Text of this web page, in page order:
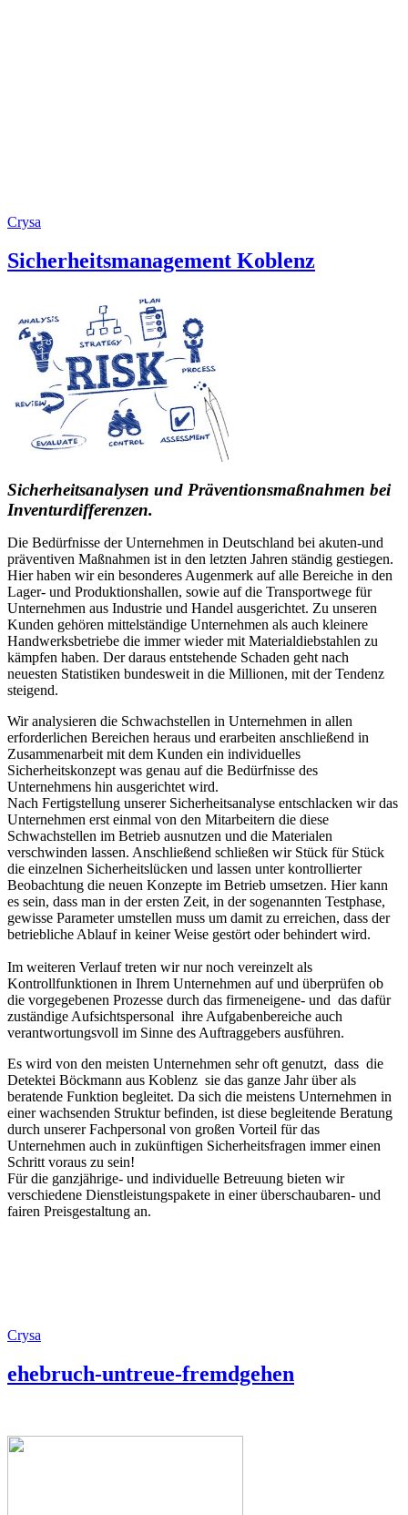
Crysa
Sicherheitsmanagement Koblenz
Sicherheitsanalysen und Präventionsmaßnahmen bei
Inventurdifferenzen.
Die Bedürfnisse der Unternehmen in Deutschland bei akuten-und
präventiven Maßnahmen ist in den letzten Jahren ständig gestiegen.
Hier haben wir ein besonderes Augenmerk auf alle Bereiche in den
Lager- und Produktionshallen, sowie auf die Transportwege für
Unternehmen aus Industrie und Handel ausgerichtet. Zu unseren
Kunden gehören mittelständige Unternehmen als auch kleinere
Handwerksbetriebe die immer wieder mit Materialdiebstahlen zu
kämpfen haben. Der daraus entstehende Schaden geht nach
neuesten Statistiken bundesweit in die Millionen, mit der Tendenz
steigend.
Wir analysieren die Schwachstellen in Unternehmen in allen
erforderlichen Bereichen heraus und erarbeiten anschließend in
Zusammenarbeit mit dem Kunden ein individuelles
Sicherheitskonzept was genau auf die Bedürfnisse des
Unternehmens hin ausgerichtet wird.
Nach Fertigstellung unserer Sicherheitsanalyse entschlacken wir das
Unternehmen erst einmal von den Mitarbeitern die diese
Schwachstellen im Betrieb ausnutzen und die Materialen
verschwinden lassen. Anschließend schließen wir Stück für Stück
die einzelnen Sicherheitslücken und lassen unter kontrollierter
Beobachtung die neuen Konzepte im Betrieb umsetzen. Hier kann
es sein, dass man in der ersten Zeit, in der sogenannten Testphase,
gewisse Parameter umstellen muss um damit zu erreichen, dass der
betriebliche Ablauf in keiner Weise gestört oder behindert wird.
Im weiteren Verlauf treten wir nur noch vereinzelt als
Kontrollfunktionen in Ihrem Unternehmen auf und überprüfen ob
die vorgegebenen Prozesse durch das firmeneigene- und das dafür
zuständige Aufsichtspersonal ihre Aufgabenbereiche auch
verantwortungsvoll im Sinne des Auftraggebers ausführen.
Es wird von den meisten Unternehmen sehr oft genutzt, dass die
Detektei Böckmann aus Koblenz sie das ganze Jahr über als
beratende Funktion begleitet. Da sich die meistens Unternehmen in
einer wachsenden Struktur befinden, ist diese begleitende Beratung
durch unserer Fachpersonal von großen Vorteil für das
Unternehmen auch in zukünftigen Sicherheitsfragen immer einen
Schritt voraus zu sein!
Für die ganzjährige- und individuelle Betreuung bieten wir
verschiedene Dienstleistungspakete in einer überschaubaren- und
fairen Preisgestaltung an.
Crysa
ehebruch-untreue-fremdgehen